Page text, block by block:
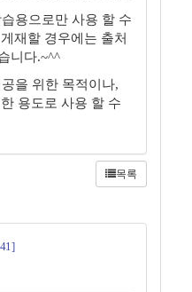
용으로만 사용 할 수
재할 경우에는 출처
니다.~^^
을 위한 목적이나,
용도로 사용 할 수
목록